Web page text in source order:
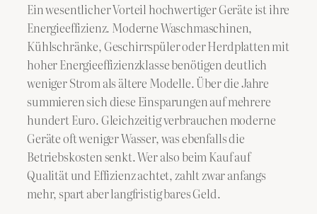
Ein wesentlicher Vorteil hochwertiger Geräte ist ihre
Energieeffizienz. Moderne Waschmaschinen,
Kühlschränke, Geschirrspüler oder Herdplatten mit
hoher Energieeffizienzklasse benötigen deutlich
weniger Strom als ältere Modelle. Über die Jahre
summieren sich diese Einsparungen auf mehrere
hundert Euro. Gleichzeitig verbrauchen moderne
Geräte oft weniger Wasser, was ebenfalls die
Betriebskosten senkt. Wer also beim Kauf auf
Qualität und Effizienz achtet, zahlt zwar anfangs
mehr, spart aber langfristig bares Geld.